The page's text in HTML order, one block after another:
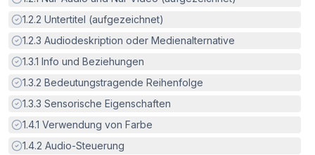
Erfüllt:
1.2.2 Untertitel (aufgezeichnet)
Erfüllt:
1.2.3 Audiodeskription oder Medienalternative
Erfüllt:
1.3.1 Info und Beziehungen
Erfüllt:
1.3.2 Bedeutungstragende Reihenfolge
Erfüllt:
1.3.3 Sensorische Eigenschaften
Erfüllt:
1.4.1 Verwendung von Farbe
Erfüllt:
1.4.2 Audio-Steuerung